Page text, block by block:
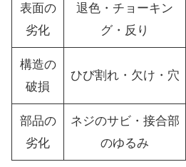
表面の
劣化
退色・チョーキン
グ・反り
構造の
破損
ひび割れ・欠け・穴
部品の
劣化
ネジのサビ・接合部
のゆるみ